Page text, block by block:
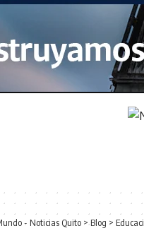
- Noticias Quito >Blog >